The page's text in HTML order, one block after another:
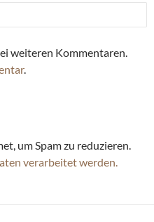
weiteren Kommentaren.
.
um Spam zu reduzieren.
verarbeitet werden.